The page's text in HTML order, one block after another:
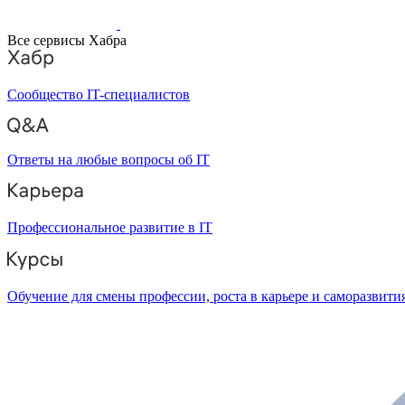
Все сервисы Хабра
Сообщество IT-специалистов
Ответы на любые вопросы об IT
Профессиональное развитие в IT
Обучение для смены профессии, роста в карьере и